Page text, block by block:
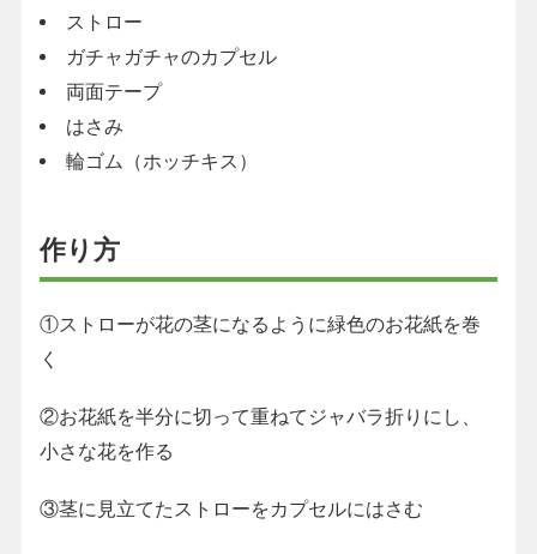
ストロー
ガチャガチャのカプセル
両面テープ
はさみ
輪ゴム（ホッチキス）
作り方
①ストローが花の茎になるように緑色のお花紙を巻
く
②お花紙を半分に切って重ねてジャバラ折りにし、
小さな花を作る
③茎に見立てたストローをカプセルにはさむ